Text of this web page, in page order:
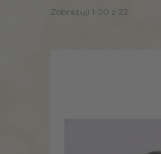
Zobrazuji 1-20 z 22